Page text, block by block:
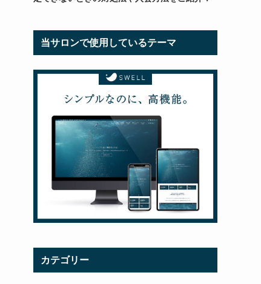
当サロンで使用しているテーマ
カテゴリー